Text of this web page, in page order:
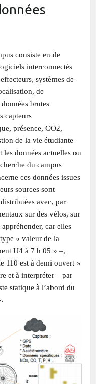
consiste en de
interconnectés
systèmes de
de
brutes
capteurs
présence, CO2,
de la vie étudiante
données actuelles ou
du campus
ces données issues
sources sont
avec, par
sur des vélos, sur
car elles
« valeur de la
U4 à 7 h 05 » –,
110 est à demi ouvert »
et à interpréter – par
statique à l’abord du